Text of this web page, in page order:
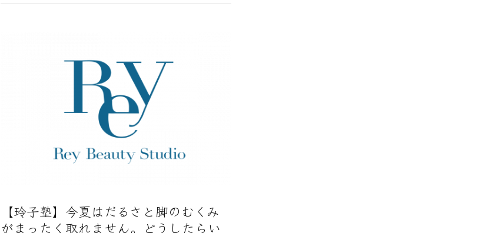
【玲子塾】今夏はだるさと脚のむくみ
がまったく取れません。どうしたらい